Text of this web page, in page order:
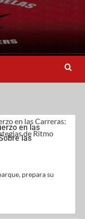
en las
las
prepara su